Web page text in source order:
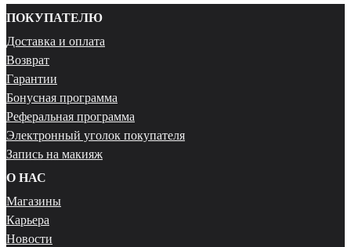
ПОКУПАТЕЛЮ
Доставка и оплата
Возврат
Гарантии
Бонусная программа
Реферальная программа
Электронный уголок покупателя
Запись на макияж
О НАС
Магазины
Карьера
Новости